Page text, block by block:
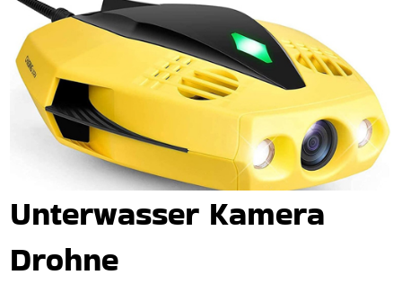
Unterwasser Kamera
Drohne